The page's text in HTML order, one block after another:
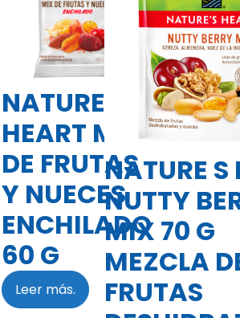
NATURE S
HEART MIX
DE FRUTAS
Y NUECES
ENCHILADO
60 G
Leer más.
NATURE S
NUTTY
MIX 70 G
MEZCLA
FRUTAS